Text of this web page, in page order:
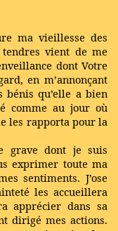
ma vieillesse des
vient de me
dont Votre
en m’annonçant
bénis qu’elle a bien
comme au jour où
les rapporta pour la
grave dont je suis
exprimer toute ma
sentiments. J’ose
les accueillera
apprécier dans sa
dirigé mes actions.